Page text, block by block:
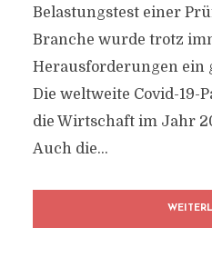
Belastungstest einer
Branche wurde trotz
Herausforderungen ein
Die weltweite Covid-19-
die Wirtschaft im Jahr
Auch die...